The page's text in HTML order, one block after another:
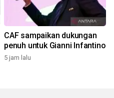
CAF sampaikan dukungan
penuh untuk Gianni Infantino
5 jam lalu